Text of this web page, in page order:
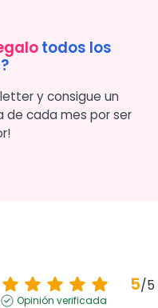
todos los
y consigue un
de cada mes por ser
5/5
Opinión verificada